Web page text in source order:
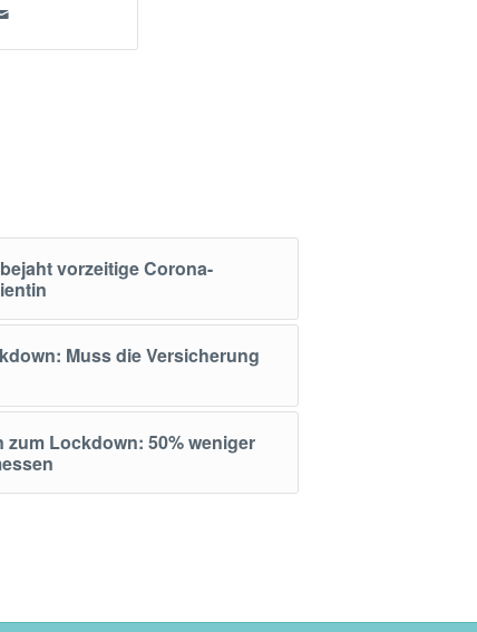
vorzeitige Corona-
Muss die Versicherung
Lockdown: 50% weniger